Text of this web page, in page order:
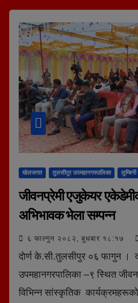
खेलजगत तुलसीपुर उपमहानगरपालिका
जीवनप्रेमी एजुकेयर
अभिभावक भेला सम्पन्न
६ फाल्गुन २०८२, बुधबार १८:१७
दाेर्ण के.सी.तुलसीपुर ०६ फागुन ।
उपमहानगरपालिका –९ स्थित
विभिन्न सांस्कृतिक